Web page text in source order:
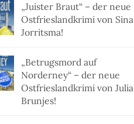
„Juister Braut“ – der neue
Ostfrieslandkrimi von Sina
Jorritsma!
„Betrugsmord auf
Norderney“ – der neue
Ostfrieslandkrimi von Julia
Brunjes!